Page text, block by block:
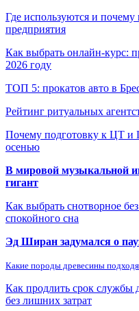
Где используются и
предприятия
Как выбрать онлайн-курс:
2026 году
ТОП 5: прокатов авто в
Рейтинг ритуальных
Почему подготовку к ЦТ и
осенью
В мировой музыкальной
гигант
Как выбрать снотворное
спокойного сна
Эд Ширан задумался о
Какие породы древесины
Как продлить срок службы
без лишних затрат